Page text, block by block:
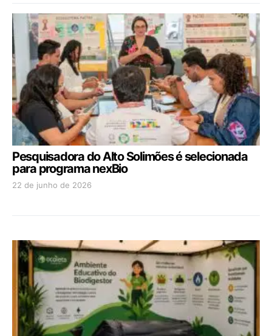
Pesquisadora do Alto Solimões é selecionada
para programa nexBio
22 de junho de 2026